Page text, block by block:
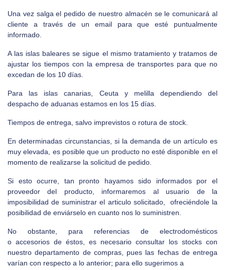
Una vez salga el pedido de nuestro almacén se le comunicará al
cliente a través de un email para que esté puntualmente
informado.
A las islas baleares se sigue el mismo tratamiento y tratamos de
ajustar los tiempos con la empresa de transportes para que no
excedan de los 10 días.
Para las islas canarias, Ceuta y melilla dependiendo del
despacho de aduanas estamos en los 15 días.
Tiempos de entrega, salvo imprevistos o rotura de stock.
En determinadas circunstancias, si la demanda de un artículo es
muy elevada, es posible que un producto no esté disponible en el
momento de realizarse la solicitud de pedido.
Si esto ocurre, tan pronto hayamos sido informados por el
proveedor del producto, informaremos al usuario de la
imposibilidad de suministrar el articulo solicitado, ofreciéndole la
posibilidad de enviárselo en cuanto nos lo suministren.
No obstante, para referencias de electrodomésticos
o accesorios de éstos, es necesario consultar los stocks con
nuestro departamento de compras, pues las fechas de entrega
varían con respecto a lo anterior; para ello sugerimos a